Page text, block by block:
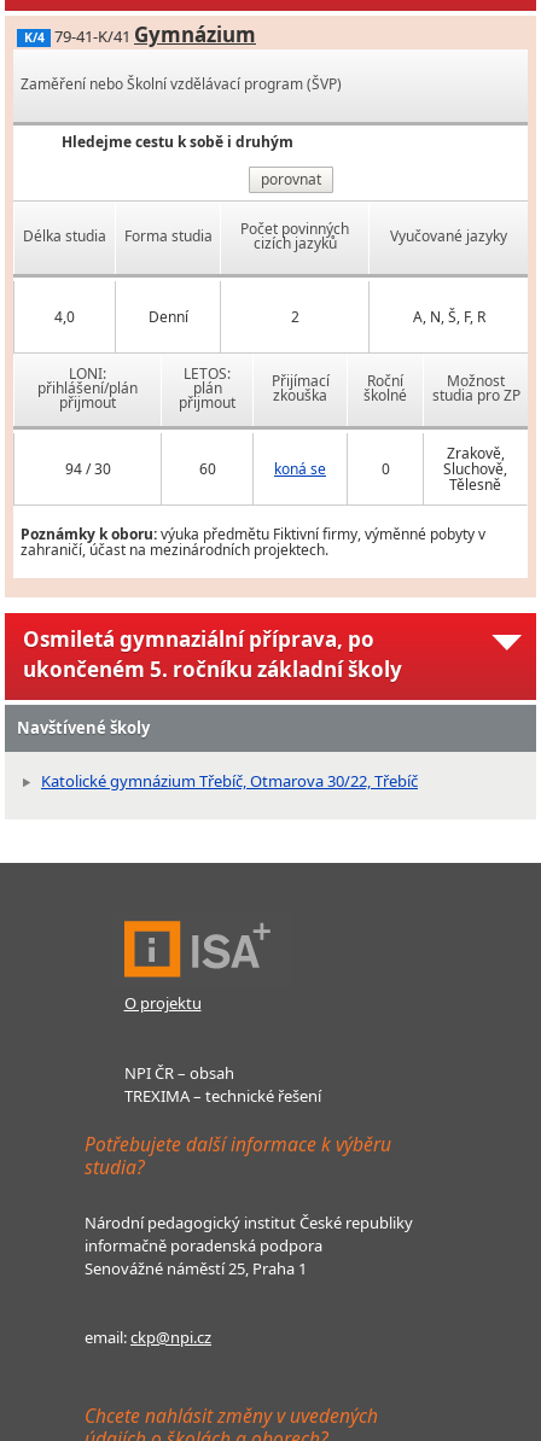
K/4 79-41-K/41 Gymnázium
Zaměření nebo Školní vzdělávací program (ŠVP)
Hledejme cestu k sobě i druhým
porovnat
Délka studia Forma studia Počet povinných
cizích jazyků Vyučované jazyky
4,0 Denní 2 A, N, Š, F, R
LONI:
přihlášení/plán
přijmout
LETOS:
plán
přijmout
Přijímací
zkouška
Roční
školné
Možnost
studia pro ZP
94 / 30 60 koná se 0
Zrakově,
Sluchově,
Tělesně
Poznámky k oboru:výuka předmětu Fiktivní firmy, výměnné pobyty v
zahraničí, účast na mezinárodních projektech.
Osmiletá gymnaziální příprava, po
ukončeném 5. ročníku základní školy
Navštívené školy
Katolické gymnázium Třebíč, Otmarova 30/22, Třebíč
O projektu
NPI ČR – obsah
TREXIMA – technické řešení
Potřebujete další informace k výběru
studia?
Národní pedagogický institut České republiky
informačně poradenská podpora
Senovážné náměstí 25, Praha 1
email:ckp@npi.cz
Chcete nahlásit změny v uvedených